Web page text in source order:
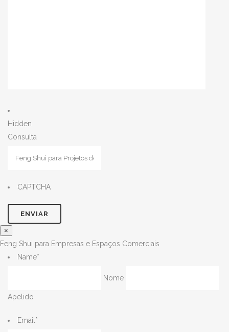
Hidden
Consulta
CAPTCHA
×
Feng Shui para Empresas e Espaços Comerciais
Name*
Nome
Apelido
Email*